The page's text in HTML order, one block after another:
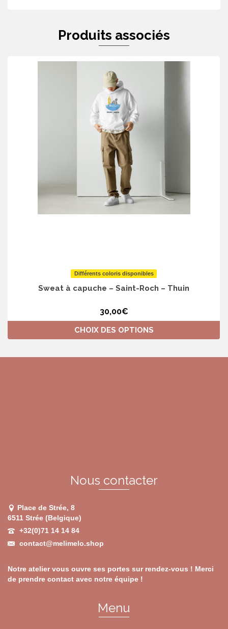
Produits associés
Différents coloris disponibles
Sweat à capuche – Saint-Roch – Thuin
30,00€
CHOIX DES OPTIONS
du
produit
Nous contacter
Place de Strée, 8
6511 Strée (Belgique)
+32(0)71 14 14 84
contact@melimelo.shop
Notre atelier vous ouvre ses portes sur rendez-vous ! Merci
de prendre contact avec notre équipe !
Menu